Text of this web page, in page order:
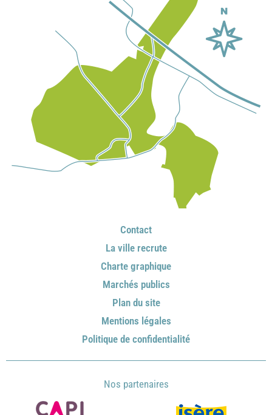
Contact
La ville recrute
Charte graphique
Marchés publics
Plan du site
Mentions légales
Politique de confidentialité
Nos partenaires